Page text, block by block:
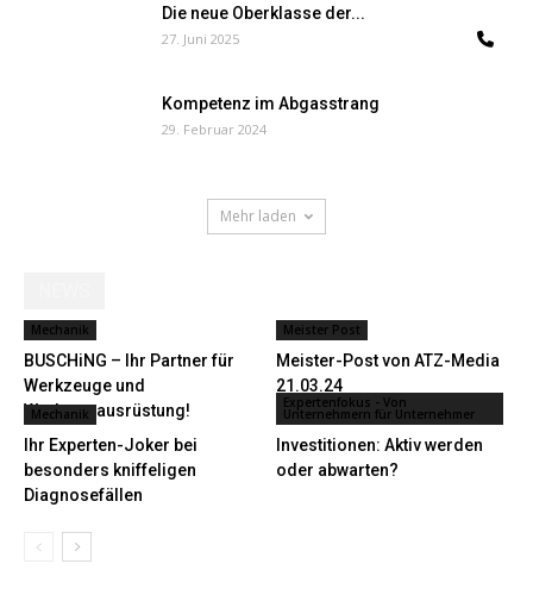
Die neue Oberklasse der...
27. Juni 2025
Kompetenz im Abgasstrang
29. Februar 2024
Mehr laden
Mechanik
BUSCHiNG – Ihr Partner für
Werkzeuge und
Werkstattausrüstung!
Meister Post
Meister-Post von ATZ-Media
21.03.24
Mechanik
Ihr Experten-Joker bei
besonders kniffeligen
Diagnosefällen
Expertenfokus - Von
Unternehmern für Unternehmer
Investitionen: Aktiv werden
oder abwarten?